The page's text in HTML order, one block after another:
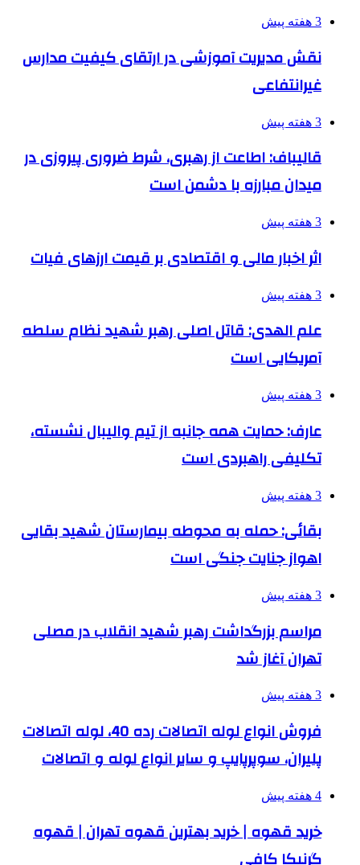
3 هفته پیش
نقش مدیریت آموزشی در ارتقای کیفیت مدارس
غیرانتفاعی
3 هفته پیش
قالیباف: اطاعت از رهبری، شرط ضروری پیروزی در
میدان مبارزه با دشمن است
3 هفته پیش
اثر اخبار مالی و اقتصادی بر قیمت ارزهای فیات
3 هفته پیش
علم الهدی: قاتل اصلی رهبر شهید نظام سلطه
آمریکایی است
3 هفته پیش
عارف: حمایت همه جانبه از تیم والیبال نشسته،
تکلیفی راهبردی است
3 هفته پیش
بقائی: حمله به محوطه بیمارستان شهید بقایی
اهواز جنایت جنگی است
3 هفته پیش
مراسم بزرگداشت رهبر شهید انقلاب در مصلی
تهران آغاز شد
3 هفته پیش
فروش انواع لوله اتصالات رده 40، لوله اتصالات
پلیران، سوپرپایپ و سایر انواع لوله و اتصالات
4 هفته پیش
خرید قهوه | خرید بهترین قهوه تهران | قهوه
گرنیکا کافی